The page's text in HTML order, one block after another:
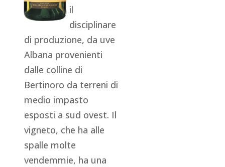
il
disciplinare
di produzione, da uve
Albana provenienti
dalle colline di
Bertinoro da terreni di
medio impasto
esposti a sud ovest. Il
vigneto, che ha alle
spalle molte
vendemmie, ha una